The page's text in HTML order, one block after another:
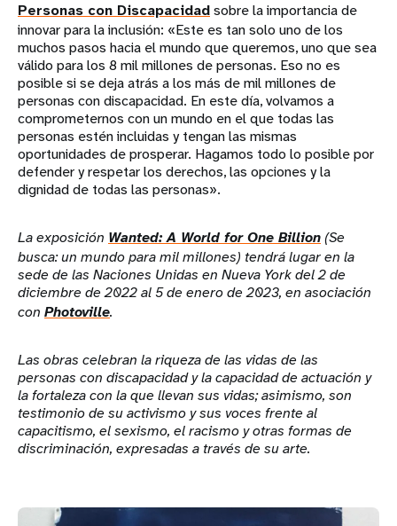
Personas con Discapacidadsobre la importancia de
innovar para la inclusión: «Este es tan solo uno de los
muchos pasos hacia el mundo que queremos, uno que sea
válido para los 8 mil millones de personas. Eso no es
posible si se deja atrás a los más de mil millones de
personas con discapacidad. En este día, volvamos a
comprometernos con un mundo en el que todas las
personas estén incluidas y tengan las mismas
oportunidades de prosperar. Hagamos todo lo posible por
defender y respetar los derechos, las opciones y la
dignidad de todas las personas».
La exposición Wanted: A World for One Billion(Se
busca: un mundo para mil millones) tendrá lugar en la
sede de las Naciones Unidas en Nueva York del 2 de
diciembre de 2022 al 5 de enero de 2023, en asociación
con Photoville.
Las obras celebran la riqueza de las vidas de las
personas con discapacidad y la capacidad de actuación y
la fortaleza con la que llevan sus vidas; asimismo, son
testimonio de su activismo y sus voces frente al
capacitismo, el sexismo, el racismo y otras formas de
discriminación, expresadas a través de su arte.